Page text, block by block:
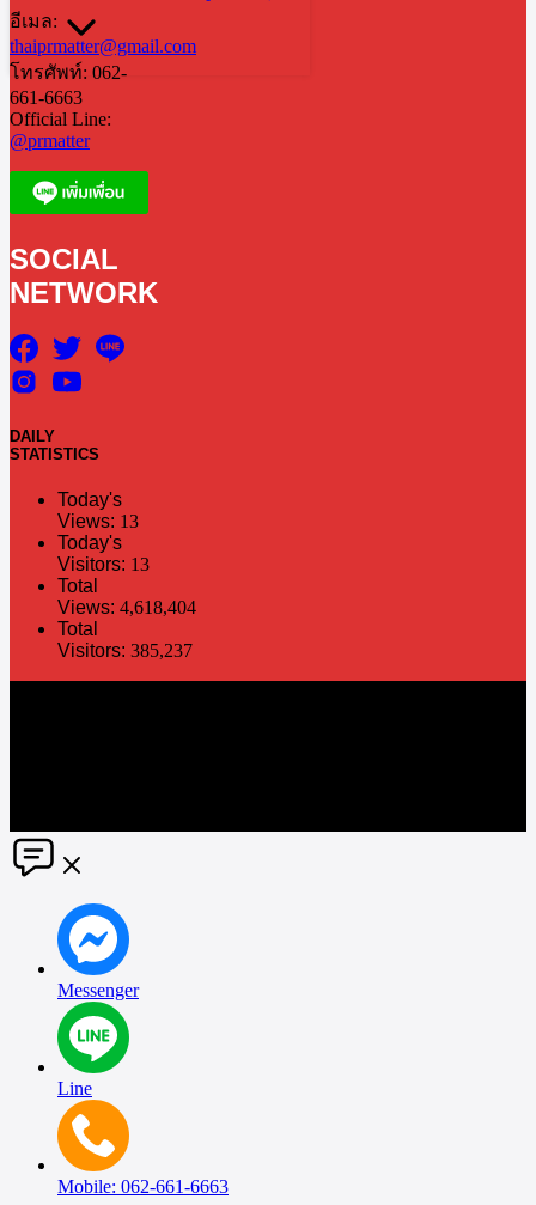
อีเมล:
thaiprmatter@gmail.com
โทรศัพท์: 062-
661-6663
Official Line:
@prmatter
SOCIAL
NETWORK
DAILY
STATISTICS
Today's
Views: 13
Today's
Visitors: 13
Total
Views: 4,618,404
Total
Visitors: 385,237
Messenger
Line
Mobile: 062-661-6663